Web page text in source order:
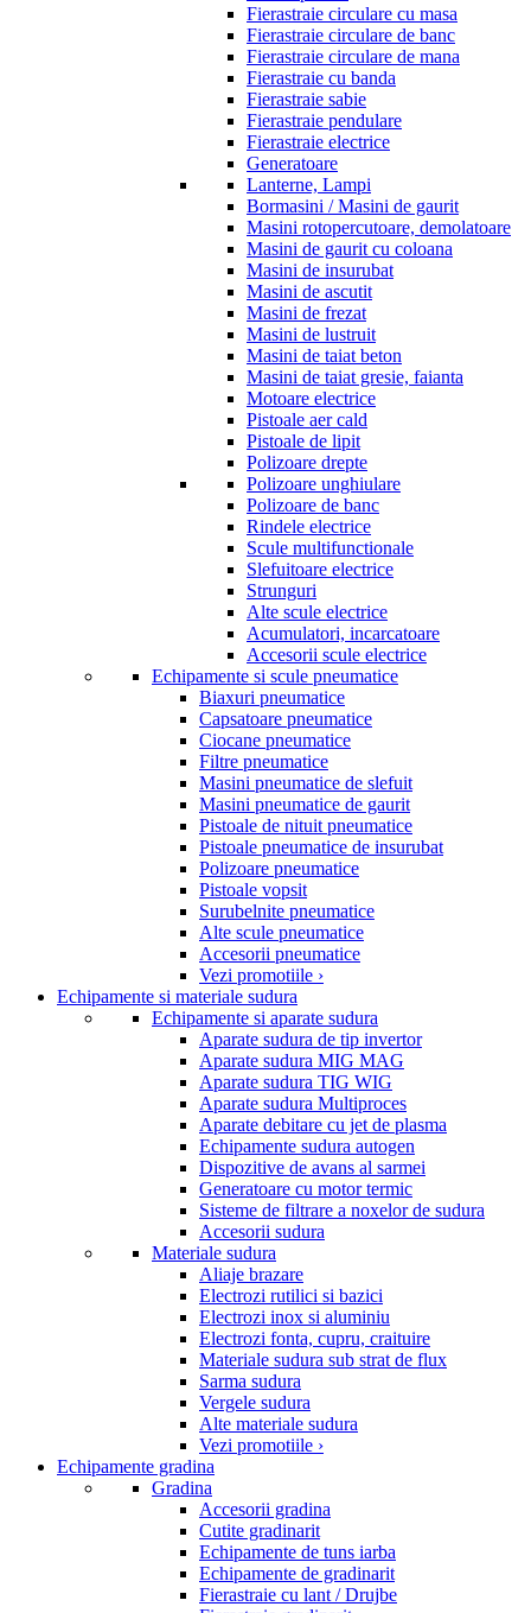
Fierastraie circulare cu masa
Fierastraie circulare de banc
Fierastraie circulare de mana
Fierastraie cu banda
Fierastraie sabie
Fierastraie pendulare
Fierastraie electrice
Generatoare
Lanterne, Lampi
Bormasini / Masini de gaurit
Masini rotopercutoare, demolatoare
Masini de gaurit cu coloana
Masini de insurubat
Masini de ascutit
Masini de frezat
Masini de lustruit
Masini de taiat beton
Masini de taiat gresie, faianta
Motoare electrice
Pistoale aer cald
Pistoale de lipit
Polizoare drepte
Polizoare unghiulare
Polizoare de banc
Rindele electrice
Scule multifunctionale
Slefuitoare electrice
Strunguri
Alte scule electrice
Acumulatori, incarcatoare
Accesorii scule electrice
Echipamente si scule pneumatice
Biaxuri pneumatice
Capsatoare pneumatice
Ciocane pneumatice
Filtre pneumatice
Masini pneumatice de slefuit
Masini pneumatice de gaurit
Pistoale de nituit pneumatice
Pistoale pneumatice de insurubat
Polizoare pneumatice
Pistoale vopsit
Surubelnite pneumatice
Alte scule pneumatice
Accesorii pneumatice
Vezi promotiile ›
Echipamente si materiale sudura
Echipamente si aparate sudura
Aparate sudura de tip invertor
Aparate sudura MIG MAG
Aparate sudura TIG WIG
Aparate sudura Multiproces
Aparate debitare cu jet de plasma
Echipamente sudura autogen
Dispozitive de avans al sarmei
Generatoare cu motor termic
Sisteme de filtrare a noxelor de sudura
Accesorii sudura
Materiale sudura
Aliaje brazare
Electrozi rutilici si bazici
Electrozi inox si aluminiu
Electrozi fonta, cupru, craituire
Materiale sudura sub strat de flux
Sarma sudura
Vergele sudura
Alte materiale sudura
Vezi promotiile ›
Echipamente gradina
Gradina
Accesorii gradina
Cutite gradinarit
Echipamente de tuns iarba
Echipamente de gradinarit
Fierastraie cu lant / Drujbe